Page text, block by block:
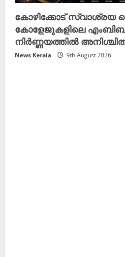
കോഴിക്കോട് സ്വാശ്രയ
കോളേജുകളിലെ
നിർണ്ണയത്തിൽ
News Kerala 9th August 2026